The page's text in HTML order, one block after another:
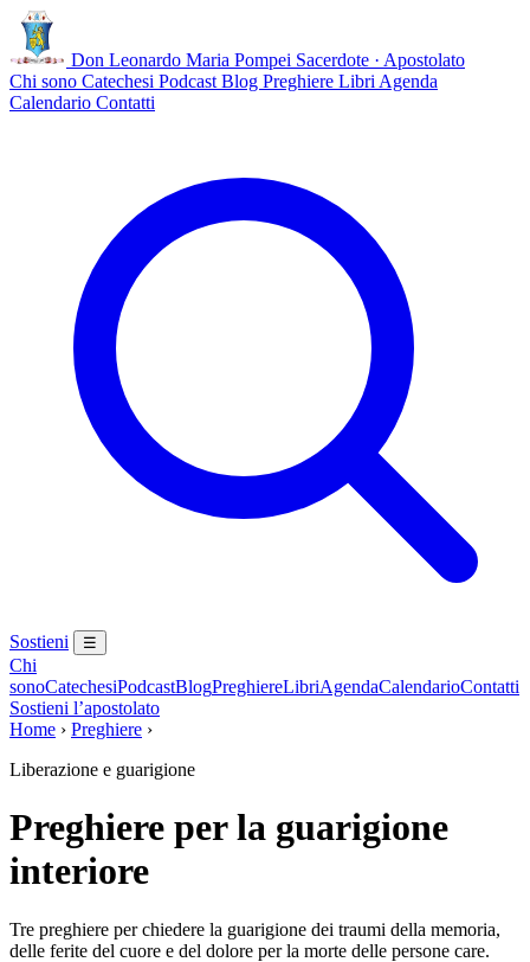
Don Leonardo Maria Pompei Sacerdote · Apostolato
Chi sono Catechesi Podcast Blog Preghiere Libri Agenda
Calendario Contatti
Sostieni ☰
Chi
sonoCatechesiPodcastBlogPreghiereLibriAgendaCalendarioContatti
Sostieni l’apostolato
Home › Preghiere ›
Liberazione e guarigione
Preghiere per la guarigione
interiore
Tre preghiere per chiedere la guarigione dei traumi della memoria,
delle ferite del cuore e del dolore per la morte delle persone care.